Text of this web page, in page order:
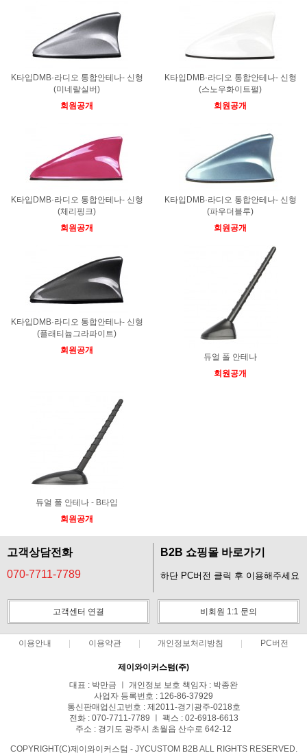
K타입DMB·라디오 통합안테나- 신형
(미네랄실버)
회원공개
K타입DMB·라디오 통합안테나- 신형
(스노우화이트펄)
회원공개
K타입DMB·라디오 통합안테나- 신형
(체리핑크)
회원공개
K타입DMB·라디오 통합안테나- 신형
(파우더블루)
회원공개
K타입DMB·라디오 통합안테나- 신형
(플래티늄그라파이트)
회원공개
듀얼 폴 안테나
회원공개
듀얼 폴 안테나 - B타입
회원공개
고객상담전화
070-7711-7789
B2B 쇼핑몰 바로가기
하단 PC버전 클릭 후 이용해주세요
고객센터 연결 비회원 1:1 문의
이용안내 이용약관 개인정보처리방침 PC버전
제이와이커스텀(주)
대표 : 박만금 ㅣ 개인정보 보호 책임자 : 박종완
사업자 등록번호 : 126-86-37929
통신판매업신고번호 : 제2011-경기광주-0218호
전화 : 070-7711-7789 ㅣ 팩스 : 02-6918-6613
주소 : 경기도 광주시 초월읍 산수로 642-12
COPYRIGHT(C)제이와이커스텀 - JYCUSTOM B2B ALL RIGHTS RESERVED.